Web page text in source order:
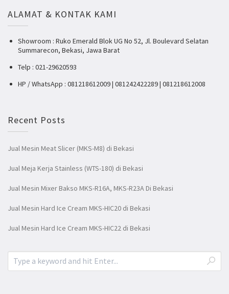
ALAMAT & KONTAK KAMI
Showroom : Ruko Emerald Blok UG No 52, Jl. Boulevard Selatan
Summarecon, Bekasi, Jawa Barat
Telp : 021-29620593
HP / WhatsApp : 081218612009 | 081242422289 | 081218612008
Recent Posts
Jual Mesin Meat Slicer (MKS-M8) di Bekasi
Jual Meja Kerja Stainless (WTS-180) di Bekasi
Jual Mesin Mixer Bakso MKS-R16A, MKS-R23A Di Bekasi
Jual Mesin Hard Ice Cream MKS-HIC20 di Bekasi
Jual Mesin Hard Ice Cream MKS-HIC22 di Bekasi